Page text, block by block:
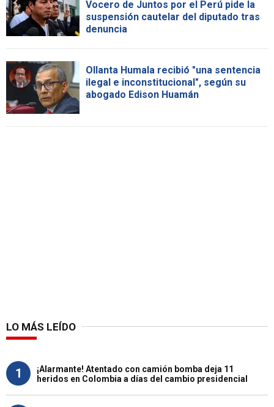
Vocero de Juntos por el Perú pide la
suspensión cautelar del diputado tras
denuncia
Ollanta Humala recibió "una sentencia
ilegal e inconstitucional", según su
abogado Edison Huamán
LO MÁS LEÍDO
1
¡Alarmante! Atentado con camión bomba deja 11
heridos en Colombia a días del cambio presidencial